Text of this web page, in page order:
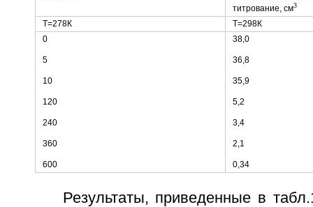
титрование, см3
Т=278К
Т=298К
0
5
10
120
240
360
600
38,0
36,8
35,9
5,2
3,4
2,1
0,34
Результаты, приведенные в